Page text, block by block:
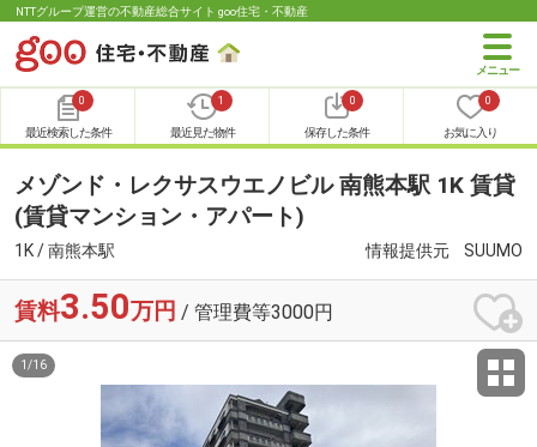
NTTグループ運営の不動産総合サイト goo住宅・不動産
0
最近検索した条件
1
最近見た物件
0
保存した条件
0
お気に入り
メゾンド・レクサスウエノビル 南熊本駅 1K 賃貸
(賃貸マンション・アパート)
1K / 南熊本駅 情報提供元 SUUMO
賃料3.50万円 / 管理費等3000円
1 /16